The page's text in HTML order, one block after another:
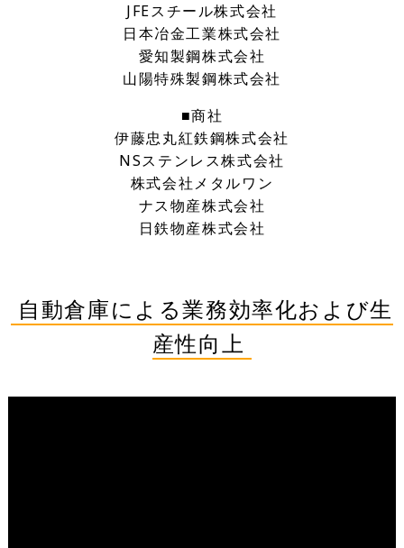
JFEスチール株式会社
日本冶金工業株式会社
愛知製鋼株式会社
山陽特殊製鋼株式会社
■商社
伊藤忠丸紅鉄鋼株式会社
NSステンレス株式会社
株式会社メタルワン
ナス物産株式会社
日鉄物産株式会社
自動倉庫による業務効率化および生
産性向上